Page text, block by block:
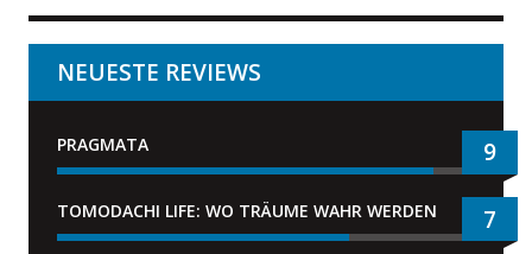
NEUESTE REVIEWS
PRAGMATA 9
TOMODACHI LIFE: WO TRÄUME WAHR WERDEN 7